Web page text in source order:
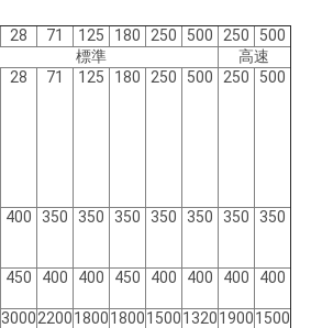
28 71 125 180 250 500 250
500
標準
高速
28 71 125 180 250 500 250 500
400 350 350 350 350 350 350 350
450 400 400 450 400 400 400 400
30002200180018001500132019001500